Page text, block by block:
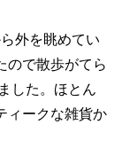
外を眺めてい
ので散歩がてら
した。ほとん
ィークな雑貨か